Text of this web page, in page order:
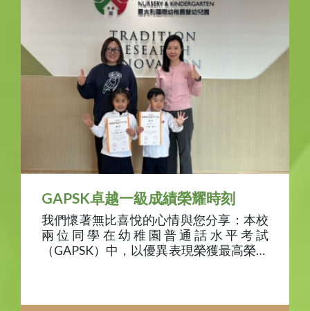
GAPSK卓越一級成績榮耀時刻
我們懷著無比喜悅的心情與您分享：本校
兩位同學在幼稚園普通話水平考試
（GAPSK）中，以優異表現榮獲最高榮譽